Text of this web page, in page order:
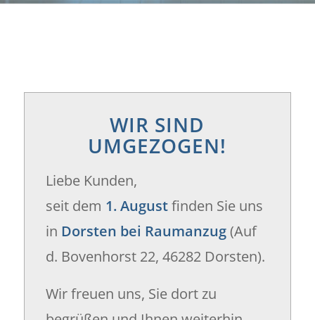
WIR SIND
UMGEZOGEN!
Liebe Kunden,
seit dem 1. Augustfinden Sie uns
in Dorsten bei Raumanzug(Auf
d. Bovenhorst 22, 46282 Dorsten).
Wir freuen uns, Sie dort zu